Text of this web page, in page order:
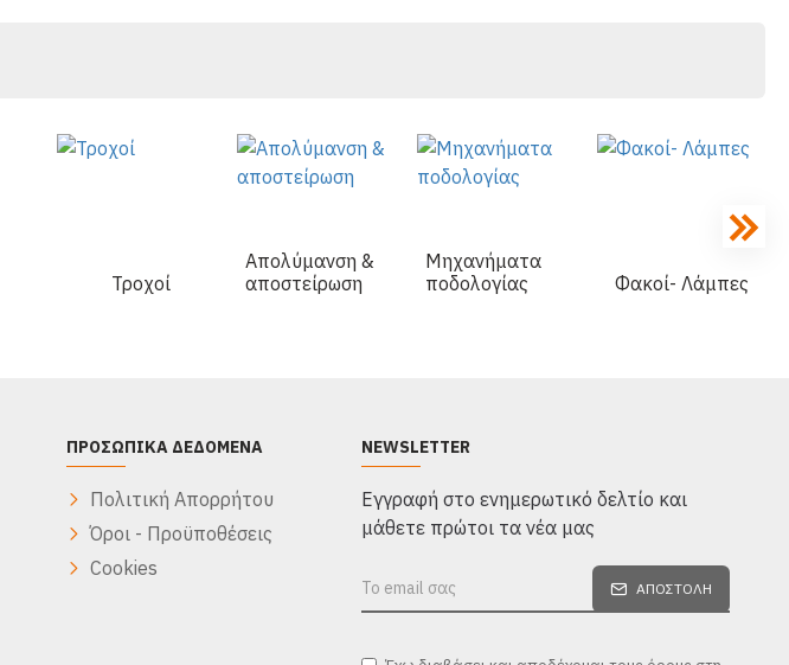
Τροχοί
Απολύμανση &
αποστείρωση
Μηχανήματα
ποδολογίας
Φακοί- Λάμπες
ΠΡΟΣΩΠΙΚΆ ΔΕΔΟΜΈΝΑ
Πολιτική Απορρήτου
Όροι - Προϋποθέσεις
Cookies
NEWSLETTER
Eγγραφή στο ενημερωτικό δελτίο και
μάθετε πρώτοι τα νέα μας
ΑΠΟΣΤΟΛΉ